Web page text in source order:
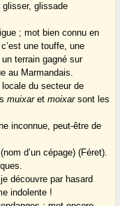
glisser, glissade
; mot bien connu en
une touffe, une
terrain gagné sur
au Marmandais.
locale du secteur de
muixaretmoixarsont les
inconnue, peut-être de
d’un cépage) (Féret).
découvre par hasard
indolente !